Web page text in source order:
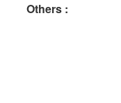
Others :